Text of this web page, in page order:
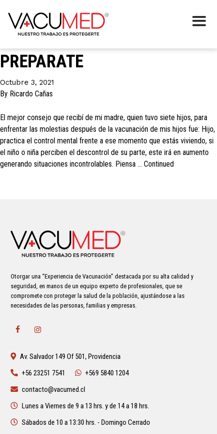
Etiqueta:proactividad
VAS A VACUNAR A TU HIJO,
PREPARATE
Octubre 3, 2021
By Ricardo Cañas
El mejor consejo que recibí de mi madre, quien tuvo siete hijos, para
enfrentar las molestias después de la vacunación de mis hijos fue: Hijo,
practica el control mental frente a ese momento que estás viviendo, si
el niño o niña perciben el descontrol de su parte, este irá en aumento
generando situaciones incontrolables. Piensa … Continued
Otorgar una “Experiencia de Vacunación” destacada por su alta calidad y
seguridad, en manos de un equipo experto de profesionales, que se
compromete con proteger la salud de la población, ajustándose a las
necesidades de las personas, familias y empresas.
Av. Salvador 149 Of 501, Providencia
+56 23251 7541
+569 5840 1204
contacto@vacumed.cl
Lunes a Viernes de 9 a 13 hrs. y de 14 a 18 hrs.
Sábados de 10 a 13:30 hrs. - Domingo Cerrado